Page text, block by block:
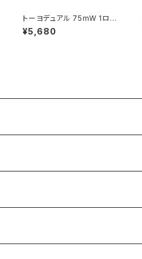
トーヨデュアル 75mW 1ロー
ル 45入(232400)
¥5,680